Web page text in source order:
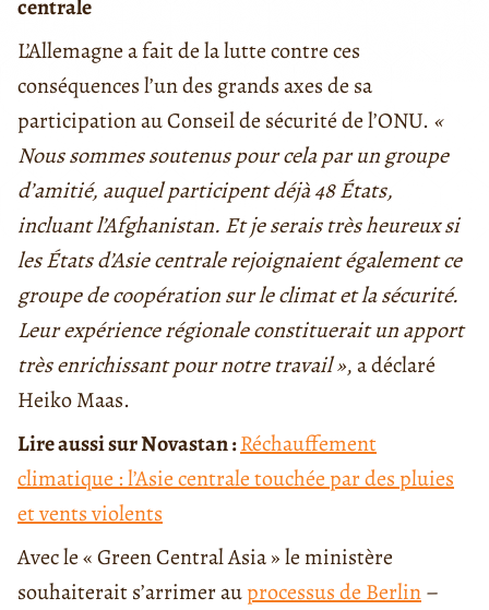
centrale
L’Allemagne a fait de la lutte contre ces
conséquences l’un des grands axes de sa
participation au Conseil de sécurité de l’ONU. «
Nous sommes soutenus pour cela par un groupe
d’amitié, auquel participent déjà 48États,
incluant l’Afghanistan. Et je serais très heureux si
lesÉtats d’Asie centrale rejoignaient également ce
groupe de coopération sur le climat et la sécurité.
Leur expérience régionale constituerait un apport
très enrichissant pour notre travail », a déclaré
Heiko Maas.
Lire aussi sur Novastan :Réchauffement
climatique : l’Asie centrale touchée par des pluies
et vents violents
Avec le « Green Central Asia » le ministère
souhaiterait s’arrimer auprocessus de Berlin–